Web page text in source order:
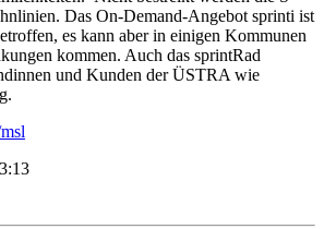
Das On-Demand-Angebot sprinti ist
es kann aber in einigen Kommunen
kommen. Auch das sprintRad
und Kunden der ÜSTRA wie